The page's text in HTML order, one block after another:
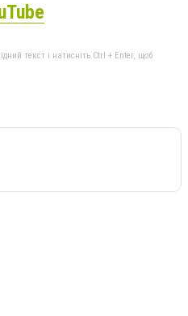
текст і натисніть Ctrl + Enter, щоб